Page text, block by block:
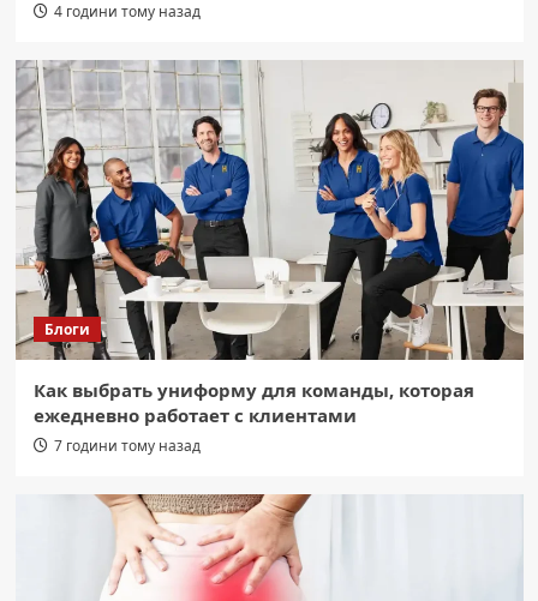
5
Кривий Ріг: вандал вкрав інклюзивну
гойдалку з недобудованого дитячого
майданчика
4 години тому назад
Блоги
Как выбрать униформу для команды, которая
ежедневно работает с клиентами
7 години тому назад